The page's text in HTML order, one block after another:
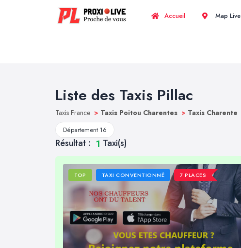
Accueil Map Live
Liste des Taxis Pillac
Taxis France > Taxis Poitou Charentes > Taxis Charente
Département 16
Résultat : 1 Taxi(s)
TOP TAXI CONVENTIONNÉ 7 PLACES